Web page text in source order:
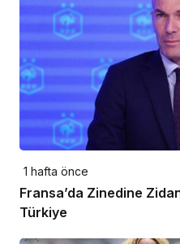
1 hafta önce
Fransa’da Zinedine
Türkiye